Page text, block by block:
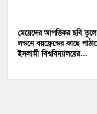
মেয়েদের আপত্তিকর ছবি তুলে
লন্ডনে বয়ফ্রেন্ডের কাছে
ইসলামী বিশ্ববিদ্যালয়ের…